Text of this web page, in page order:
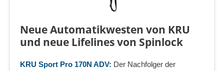
Neue Automatikwesten von KRU
und neue Lifelines von Spinlock
KRU Sport Pro 170N ADV: Der Nachfolger der